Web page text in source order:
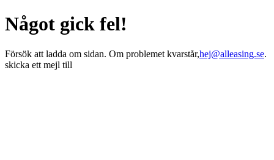
Något gick fel!
Försök att ladda om sidan. Om problemet kvarstår,hej@alleasing.se.
skicka ett mejl till